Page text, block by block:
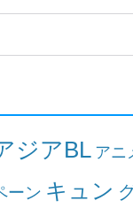
ジアBL アニ
ーン キュン